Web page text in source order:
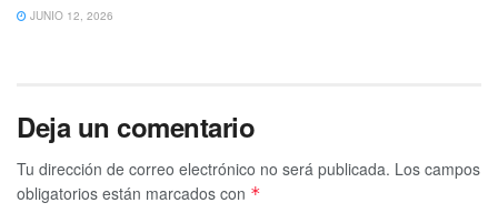
JUNIO 12, 2026
Deja un comentario
Tu dirección de correo electrónico no será publicada. Los campos
obligatorios están marcados con *